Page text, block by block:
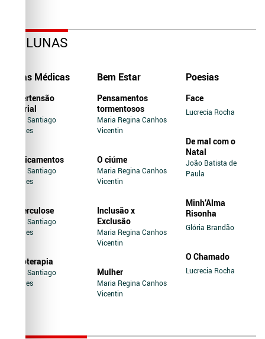
COLUNAS
Dicas Médicas
Hipertensão
Arterial
Jairo Santiago
Novaes
Medicamentos
Jairo Santiago
Novaes
Tuberculose
Jairo Santiago
Novaes
Soroterapia
Jairo Santiago
Novaes
Bem Estar
Pensamentos
tormentosos
Maria Regina Canhos
Vicentin
O ciúme
Maria Regina Canhos
Vicentin
Inclusão x
Exclusão
Maria Regina Canhos
Vicentin
Mulher
Maria Regina Canhos
Vicentin
Poesias
Face
Lucrecia Rocha
De mal com o
Natal
João Batista de
Paula
Minh’Alma
Risonha
Glória Brandão
O Chamado
Lucrecia Rocha